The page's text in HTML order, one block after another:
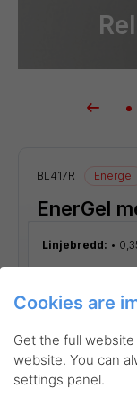
BL417R Energel
EnerGel
Linjebredd:
Cookies are
Get the full
website. You can
settings panel.